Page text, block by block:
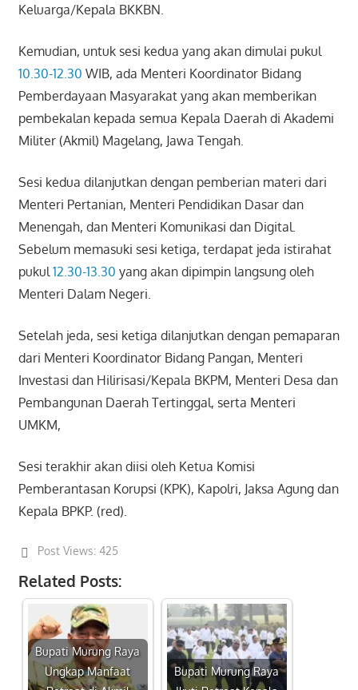
Keluarga/Kepala BKKBN.
Kemudian, untuk sesi kedua yang akan dimulai pukul
10.30-12.30 WIB, ada Menteri Koordinator Bidang
Pemberdayaan Masyarakat yang akan memberikan
pembekalan kepada semua Kepala Daerah di Akademi
Militer (Akmil) Magelang, Jawa Tengah.
Sesi kedua dilanjutkan dengan pemberian materi dari
Menteri Pertanian, Menteri Pendidikan Dasar dan
Menengah, dan Menteri Komunikasi dan Digital.
Sebelum memasuki sesi ketiga, terdapat jeda istirahat
pukul12.30-13.30 yang akan dipimpin langsung oleh
Menteri Dalam Negeri.
Setelah jeda, sesi ketiga dilanjutkan dengan pemaparan
dari Menteri Koordinator Bidang Pangan, Menteri
Investasi dan Hilirisasi/Kepala BKPM, Menteri Desa dan
Pembangunan Daerah Tertinggal, serta Menteri
UMKM,
Sesi terakhir akan diisi oleh Ketua Komisi
Pemberantasan Korupsi (KPK), Kapolri, Jaksa Agung dan
Kepala BPKP. (red).
Post Views: 425
Related Posts:
Bupati Murung Raya
Ungkap Manfaat
Bupati Murung Raya